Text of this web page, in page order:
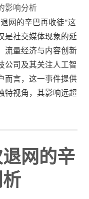
影响分析
网的辛巴再收徒"这
是社交媒体现象的延
流量经济与内容创新
公司及其关注人工智
而言，这一事件提供
特视角，其影响远超
网的辛